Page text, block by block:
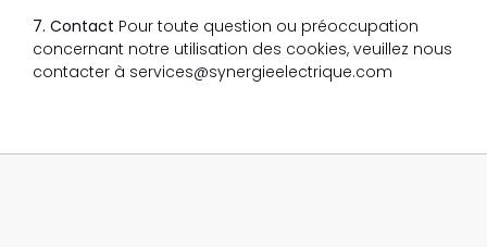
7. Contact Pour toute question ou préoccupation
concernant notre utilisation des cookies, veuillez nous
contacter à services@synergieelectrique.com